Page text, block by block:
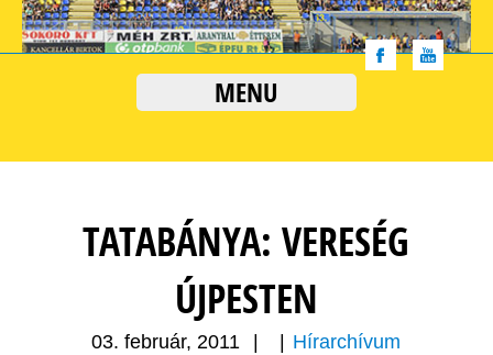
MENU
TATABÁNYA: VERESÉG
ÚJPESTEN
03. február, 2011 Hírarchívum